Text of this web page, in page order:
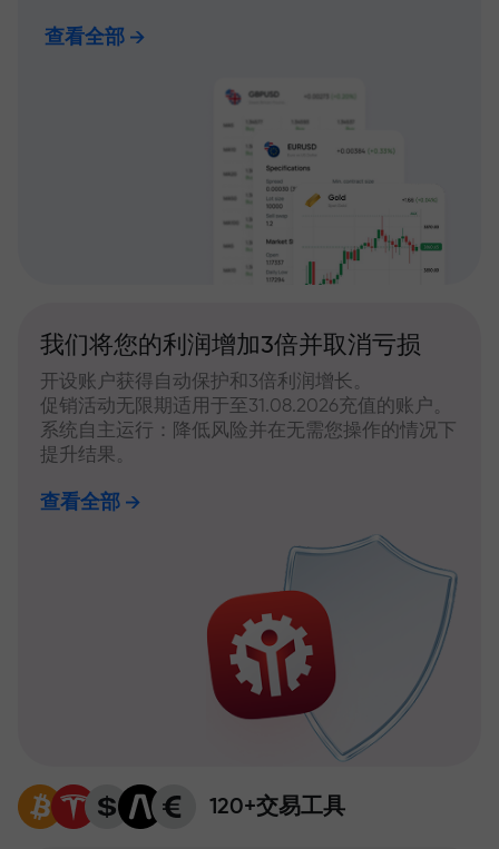
查看全部
我们将您的利润增加3倍并取消亏损
开设账户获得自动保护和3倍利润增长。
促销活动无限期适用于至31.08.2026充值的账户。
系统自主运行：降低风险并在无需您操作的情况下
提升结果。
查看全部
120+交易工具